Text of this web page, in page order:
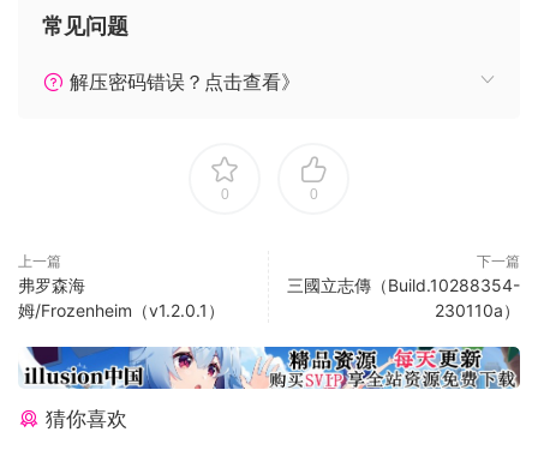
￭經過對手城池一定要付過路費？先來場單挑、野戰或攻城決勝
能！
駐軍數的兵營，全依玩家的經營方針！
￭《富甲天下三》加入了州的概念，玩家若佔領一州之內所有城
來繳納稅款！
￭賤買貴賣通有無！從盛產藥材的幽州買些人蔘轉運到益州，轉
手暴利不是問題！不過注重消費者權益的三國百姓們，對保存
期限非常敏感，若不能在期限內出售，可是會變質滯銷血本無
歸的喔！
￭錦囊妙計、武功招式、攻城道具、三大賭場，不只比財力，還
常见问题
解压密码错误？点击查看》
0 0
上一篇
弗罗森海
姆/Frozenheim（v1.2.0.1）
下一篇
三國立志傳（Build.10288354-
230110a）
猜你喜欢